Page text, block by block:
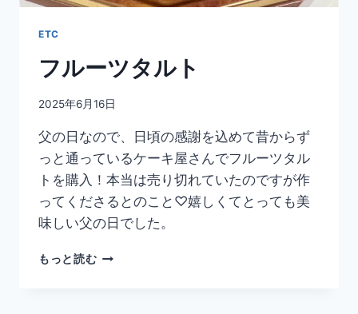
ETC
フルーツタルト
2025年6月16日
父の日なので、日頃の感謝を込めて昔からず
っと通っているケーキ屋さんでフルーツタル
トを購入！本当は売り切れていたのですが作
ってくださるとのこと♡嬉しくてとっても美
味しい父の日でした。
もっと読むフ